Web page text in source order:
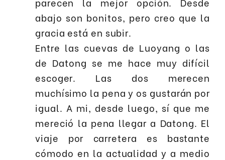
abajo son bonitos, pero creo que la
gracia está en subir.
Entre las cuevas de Luoyang o las
de Datong se me hace muy difícil
escoger. Las dos merecen
muchísimo la pena y os gustarán por
igual. A mi, desde luego, sí que me
mereció la pena llegar a Datong. El
viaje por carretera es bastante
cómodo en la actualidad y a medio